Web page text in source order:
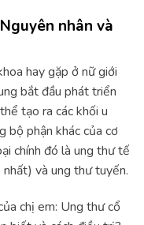
nhân và
hay gặp ở nữ giới
bắt đầu phát triển
tạo ra các khối u
bộ phận khác của cơ
chính đó là ung thư tế
và ung thư tuyến.
chị em: Ung thư cổ